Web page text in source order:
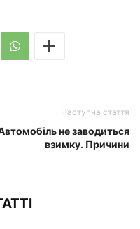
Наступна стаття
не заводиться
взимку. Причини